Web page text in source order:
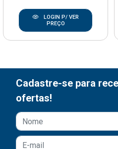
LOGIN P/ VER
PREÇO
Cadastre-se para
ofertas!